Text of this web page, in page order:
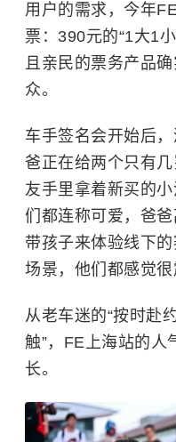
用户的需求，今年
票：390元的“1大1
且亲民的票务产品
众。
车手签名会开始后
爸正在给两个只有
友手里拿着新买的
们都连称可爱，爸
带孩子来体验线下
场景，他们都感觉很
从老车迷的“按时赴
触”，FE上海站的人
长。